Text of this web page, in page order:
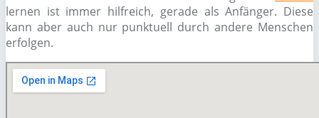
lernen ist immer hilfreich, gerade als Anfänger. Diese
kann aber auch nur punktuell durch andere Menschen
erfolgen.